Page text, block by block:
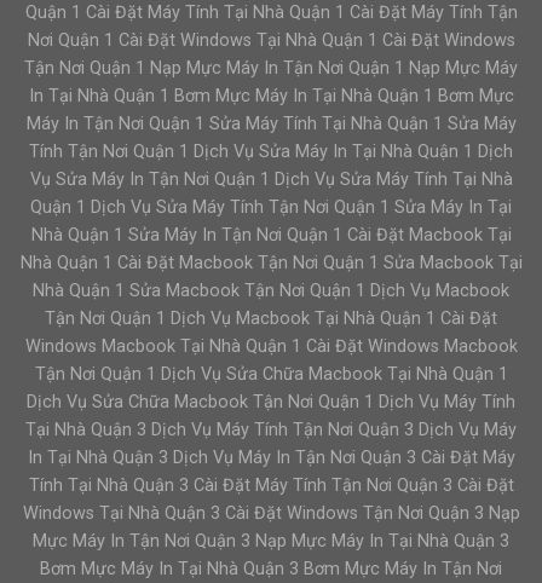
Quận 1 Cài Đặt Máy Tính Tại Nhà Quận 1 Cài Đặt Máy Tính Tận
Nơi Quận 1 Cài Đặt Windows Tại Nhà Quận 1 Cài Đặt Windows
Tận Nơi Quận 1 Nạp Mực Máy In Tận Nơi Quận 1 Nạp Mực Máy
In Tại Nhà Quận 1 Bơm Mực Máy In Tại Nhà Quận 1 Bơm Mực
Máy In Tận Nơi Quận 1 Sửa Máy Tính Tại Nhà Quận 1 Sửa Máy
Tính Tận Nơi Quận 1 Dịch Vụ Sửa Máy In Tại Nhà Quận 1 Dịch
Vụ Sửa Máy In Tận Nơi Quận 1 Dịch Vụ Sửa Máy Tính Tại Nhà
Quận 1 Dịch Vụ Sửa Máy Tính Tận Nơi Quận 1 Sửa Máy In Tại
Nhà Quận 1 Sửa Máy In Tận Nơi Quận 1 Cài Đặt Macbook Tại
Nhà Quận 1 Cài Đặt Macbook Tận Nơi Quận 1 Sửa Macbook Tại
Nhà Quận 1 Sửa Macbook Tận Nơi Quận 1 Dịch Vụ Macbook
Tận Nơi Quận 1 Dịch Vụ Macbook Tại Nhà Quận 1 Cài Đặt
Windows Macbook Tại Nhà Quận 1 Cài Đặt Windows Macbook
Tận Nơi Quận 1 Dịch Vụ Sửa Chữa Macbook Tại Nhà Quận 1
Dịch Vụ Sửa Chữa Macbook Tận Nơi Quận 1 Dịch Vụ Máy Tính
Tại Nhà Quận 3 Dịch Vụ Máy Tính Tận Nơi Quận 3 Dịch Vụ Máy
In Tại Nhà Quận 3 Dịch Vụ Máy In Tận Nơi Quận 3 Cài Đặt Máy
Tính Tại Nhà Quận 3 Cài Đặt Máy Tính Tận Nơi Quận 3 Cài Đặt
Windows Tại Nhà Quận 3 Cài Đặt Windows Tận Nơi Quận 3 Nạp
Mực Máy In Tận Nơi Quận 3 Nạp Mực Máy In Tại Nhà Quận 3
Bơm Mực Máy In Tại Nhà Quận 3 Bơm Mực Máy In Tận Nơi